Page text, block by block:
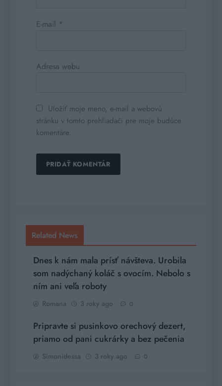
E-mail *
Adresa webu
Uložiť moje meno, e-mail a webovú
stránku v tomto prehliadači pre moje budúce
komentáre.
Related News
Dnes k nám mala prísť návšteva. Urobila
som nadýchaný koláč s ovocím. Nebolo s
ním ani veľa roboty
Romana 3 roky ago 0
Pripravte si pusinkovo orechový dezert,
priamo od pani cukrárky a bez pečenia
Simonidessa 3 roky ago 0